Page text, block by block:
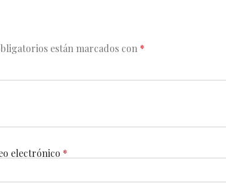
están marcados con *
electrónico *